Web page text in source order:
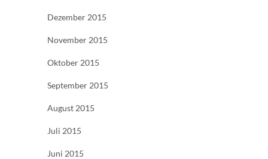
Dezember 2015
November 2015
Oktober 2015
September 2015
August 2015
Juli 2015
Juni 2015